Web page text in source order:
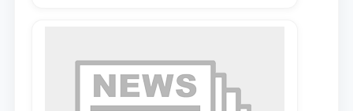
специальной стипендии имени
Хадичи Сулеймановой.